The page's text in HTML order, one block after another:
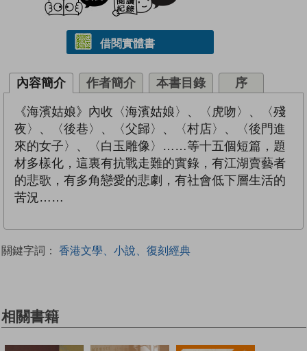
借閱實體書
內容簡介 作者簡介 本書目錄 序
《海濱姑娘》內收〈海濱姑娘〉、〈虎吻〉、〈殘
夜〉、〈後巷〉、〈父歸〉、〈村店〉、〈後門進
來的女子〉、〈白玉雕像〉……等十五個短篇，題
材多樣化，這裏有抗戰走難的實錄，有江湖賣藝者
的悲歌，有多角戀愛的悲劇，有社會低下層生活的
苦況……
關鍵字詞： 香港文學、小說、復刻經典
相關書籍